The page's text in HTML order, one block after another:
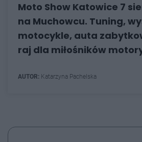
Moto Show Katowice 7
na Muchowcu. Tuning,
motocykle, auta
raj dla miłośników
AUTOR: Katarzyna Pachelska